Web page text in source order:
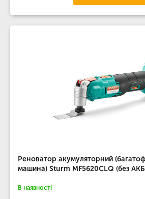
Реноватор акумуляторний
машина) Sturm MF5620CLQ (без
В наявності